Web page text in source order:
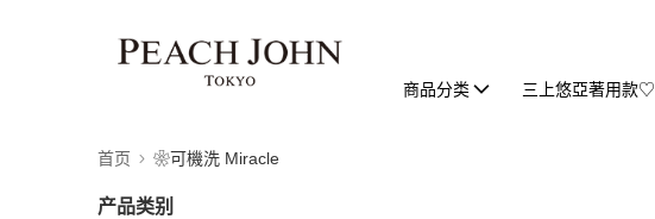
商品分类 三上悠亞著用款♡
首页 ❀可機洗 Miracle
产品类别